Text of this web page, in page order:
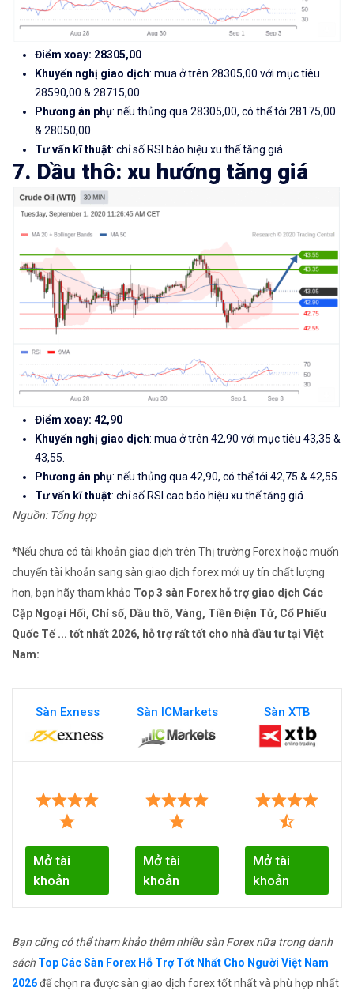
Điểm xoay: 28305,00
Khuyến nghị giao dịch: mua ở trên 28305,00 với mục tiêu
28590,00 & 28715,00.
Phương án phụ: nếu thủng qua 28305,00, có thể tới 28175,00
& 28050,00.
Tư vấn kĩ thuật: chỉ số RSI báo hiệu xu thế tăng giá.
7. Dầu thô: xu hướng tăng giá
Điểm xoay: 42,90
Khuyến nghị giao dịch: mua ở trên 42,90 với mục tiêu 43,35 &
43,55.
Phương án phụ: nếu thủng qua 42,90, có thể tới 42,75 & 42,55.
Tư vấn kĩ thuật: chỉ số RSI cao báo hiệu xu thế tăng giá.
Nguồn: Tổng hợp
*Nếu chưa có tài khoản giao dịch trên Thị trường Forex hoặc muốn
chuyển tài khoản sang sàn giao dịch forex mới uy tín chất lượng
hơn, bạn hãy tham khảo Top 3 sàn Forex hỗ trợ giao dịch Các
Cặp Ngoại Hối, Chỉ số, Dầu thô, Vàng, Tiền Điện Tử, Cổ Phiếu
Quốc Tế ... tốt nhất 2026, hỗ trợ rất tốt cho nhà đầu tư tại Việt
Nam:
Sàn Exness Sàn ICMarkets Sàn XTB
Mở tài
khoản
Mở tài
khoản
Mở tài
khoản
Bạn cũng có thể tham khảo thêm nhiều sàn Forex nữa trong danh
sách Top Các Sàn Forex Hỗ Trợ Tốt Nhất Cho Người Việt Nam
2026để chọn ra được sàn giao dịch forex tốt nhất và phù hợp nhất